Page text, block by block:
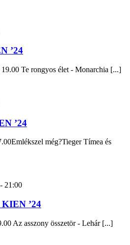
’24
Te rongyos élet - Monarchia [...]
’24
még?Tieger Tímea és
- 21:00
KIEN ’24
Az asszony összetör - Lehár [...]